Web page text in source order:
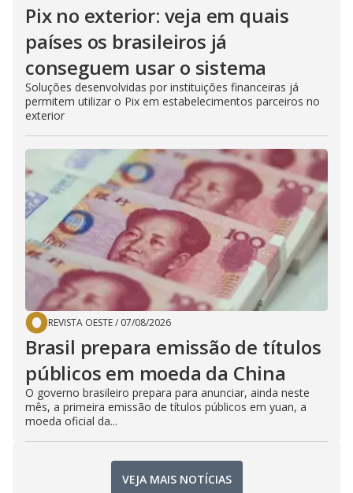
Pix no exterior: veja em quais
países os brasileiros já
conseguem usar o sistema
Soluções desenvolvidas por instituições financeiras já
permitem utilizar o Pix em estabelecimentos parceiros no
exterior
REVISTA OESTE/ 07/08/2026
Brasil prepara emissão de títulos
públicos em moeda da China
O governo brasileiro prepara para anunciar, ainda neste
mês, a primeira emissão de títulos públicos em yuan, a
moeda oficial da...
VEJA MAIS NOTÍCIAS